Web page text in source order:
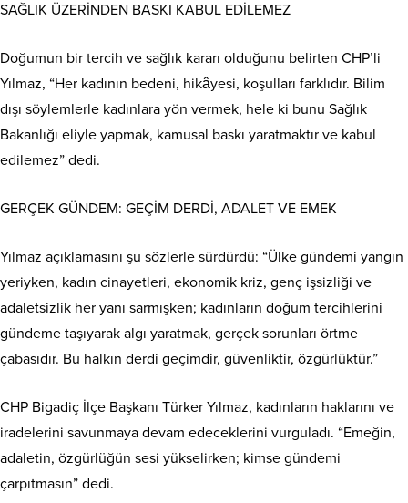
SAĞLIK ÜZERİNDEN BASKI KABUL EDİLEMEZ
Doğumun bir tercih ve sağlık kararı olduğunu belirten CHP’li
Yılmaz, “Her kadının bedeni, hikâyesi, koşulları farklıdır. Bilim
dışı söylemlerle kadınlara yön vermek, hele ki bunu Sağlık
Bakanlığı eliyle yapmak, kamusal baskı yaratmaktır ve kabul
edilemez” dedi.
GERÇEK GÜNDEM: GEÇİM DERDİ, ADALET VE EMEK
Yılmaz açıklamasını şu sözlerle sürdürdü: “Ülke gündemi yangın
yeriyken, kadın cinayetleri, ekonomik kriz, genç işsizliği ve
adaletsizlik her yanı sarmışken; kadınların doğum tercihlerini
gündeme taşıyarak algı yaratmak, gerçek sorunları örtme
çabasıdır. Bu halkın derdi geçimdir, güvenliktir, özgürlüktür.”
CHP Bigadiç İlçe Başkanı Türker Yılmaz, kadınların haklarını ve
iradelerini savunmaya devam edeceklerini vurguladı. “Emeğin,
adaletin, özgürlüğün sesi yükselirken; kimse gündemi
çarpıtmasın” dedi.